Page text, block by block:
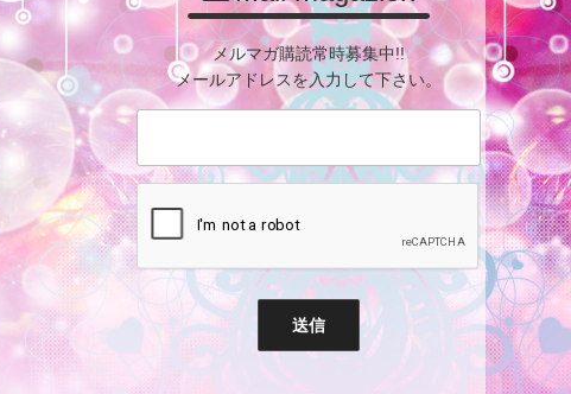
メルマガ購読常時募集中!!
メールアドレスを入力して下さい。